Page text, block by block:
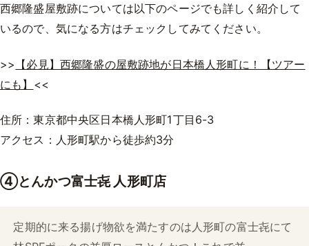
西郷隆盛屋敷跡については以下のページでも詳しく紹介して
いるので、気になる方はチェックしてみてください。
>> 【必見】西郷隆盛の屋敷跡地が日本橋人形町に！【ツアー
にも】 <<
住所：東京都中央区日本橋人形町1丁目6-3
アクセス：人形町駅から徒歩約3分
④とんかつ富士㐂 人形町店
定期的に来る揚げ物欲を満たすのは人形町の富士㐂にて